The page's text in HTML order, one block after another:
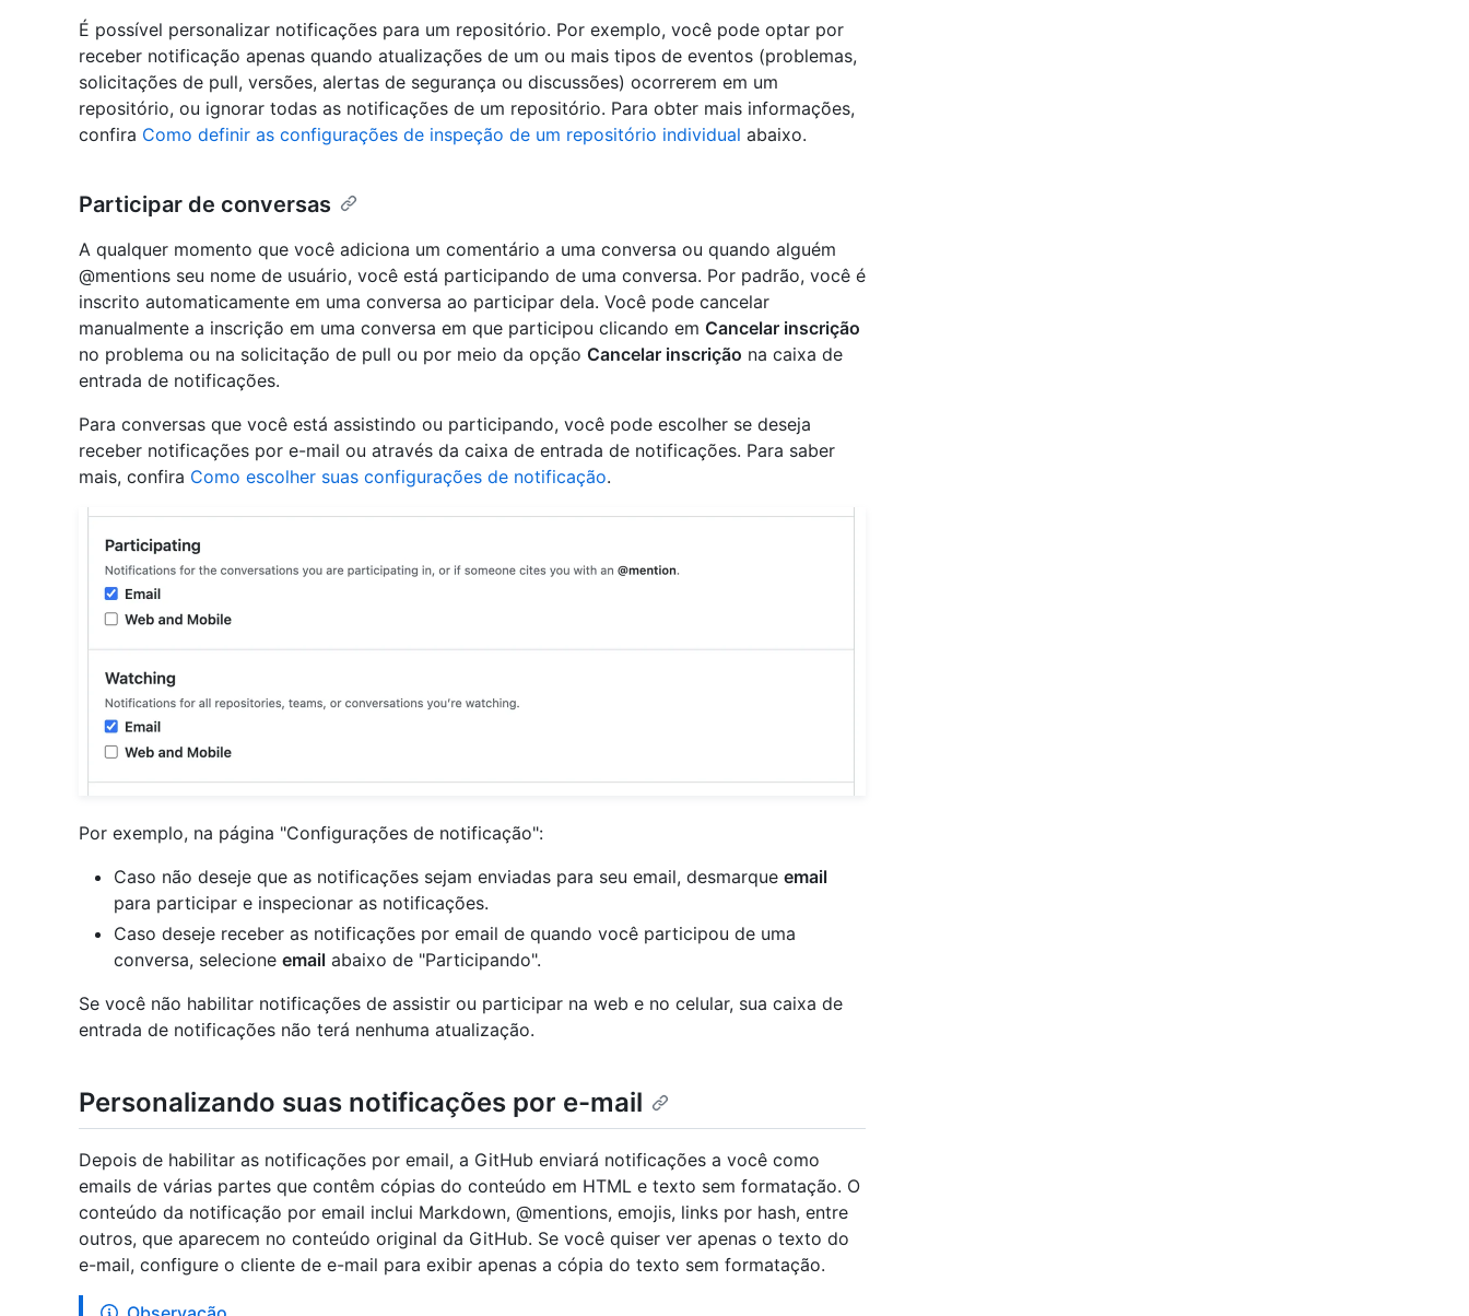
É possível personalizar notificações para um repositório. Por exemplo, você pode optar por
receber notificação apenas quando atualizações de um ou mais tipos de eventos (problemas,
solicitações de pull, versões, alertas de segurança ou discussões) ocorrerem em um
repositório, ou ignorar todas as notificações de um repositório. Para obter mais informações,
confira Como definir as configurações de inspeção de um repositório individual abaixo.
Participar de conversas
A qualquer momento que você adiciona um comentário a uma conversa ou quando alguém
@mentions seu nome de usuário, você está participando de uma conversa. Por padrão, você é
inscrito automaticamente em uma conversa ao participar dela. Você pode cancelar
manualmente a inscrição em uma conversa em que participou clicando em Cancelar inscrição
no problema ou na solicitação de pull ou por meio da opção Cancelar inscrição na caixa de
entrada de notificações.
Para conversas que você está assistindo ou participando, você pode escolher se deseja
receber notificações por e-mail ou através da caixa de entrada de notificações. Para saber
mais, confira Como escolher suas configurações de notificação.
Por exemplo, na página "Configurações de notificação":
Caso não deseje que as notificações sejam enviadas para seu email, desmarque email
para participar e inspecionar as notificações.
Caso deseje receber as notificações por email de quando você participou de uma
conversa, selecione email abaixo de "Participando".
Se você não habilitar notificações de assistir ou participar na web e no celular, sua caixa de
entrada de notificações não terá nenhuma atualização.
Personalizando suas notificações por e-mail
Depois de habilitar as notificações por email, a GitHub enviará notificações a você como
emails de várias partes que contêm cópias do conteúdo em HTML e texto sem formatação. O
conteúdo da notificação por email inclui Markdown, @mentions, emojis, links por hash, entre
outros, que aparecem no conteúdo original da GitHub. Se você quiser ver apenas o texto do
e-mail, configure o cliente de e-mail para exibir apenas a cópia do texto sem formatação.